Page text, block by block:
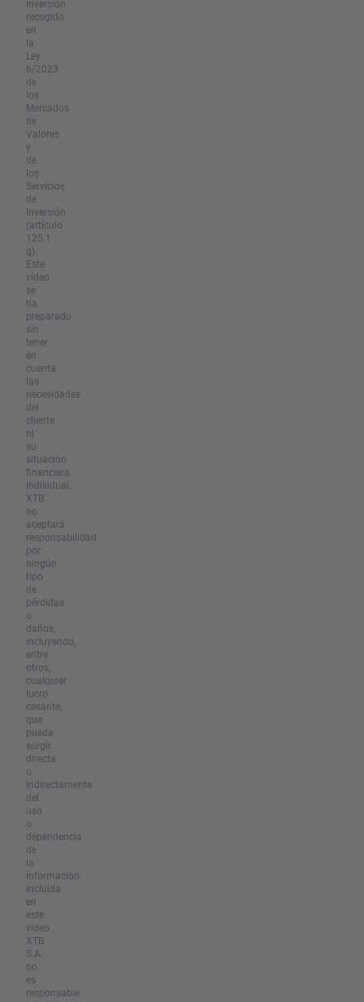
inversión
recogido
en
la
Ley
6/2023
de
los
Mercados
de
Valores
y
de
los
Servicios
de
Inversión
(artículo
125.1
g).
Este
vídeo
se
ha
preparado
sin
tener
en
cuenta
las
necesidades
del
cliente
ni
su
situación
financiera
individual.
XTB
no
aceptará
responsabilidad
por
ningún
tipo
de
pérdidas
o
daños,
incluyendo,
entre
otros,
cualquier
lucro
cesante,
que
pueda
surgir
directa
o
indirectamente
del
uso
o
dependencia
de
la
información
incluida
en
este
vídeo.
XTB
S.A.
no
es
responsable